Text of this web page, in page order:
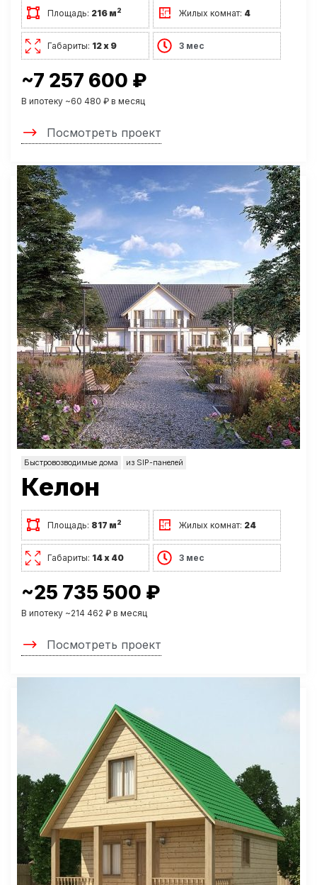
Площадь: 216 м2 Жилых комнат: 4
Габариты: 12 х 9 3 мес
~7 257 600 ₽
В ипотеку ~60 480 ₽ в месяц
Посмотреть проект
Быстровозводимые дома из SIP-панелей
Келон
Площадь: 817 м2 Жилых комнат: 24
Габариты: 14 х 40 3 мес
~25 735 500 ₽
В ипотеку ~214 462 ₽ в месяц
Посмотреть проект